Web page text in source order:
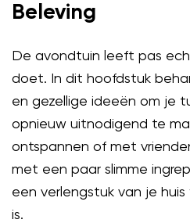
Beleving
De avondtuin leeft pas
doet. In dit hoofdstuk
en gezellige ideeën om je
opnieuw uitnodigend te
ontspannen of met
met een paar slimme
een verlengstuk van je
is.